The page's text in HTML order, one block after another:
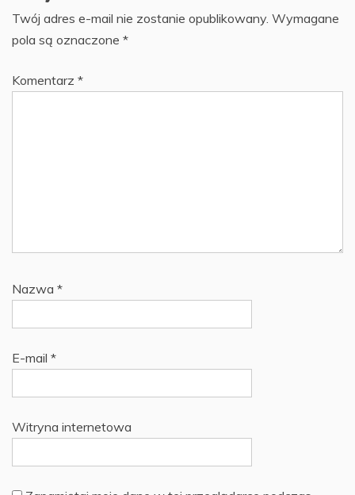
Twój adres e-mail nie zostanie opublikowany. Wymagane
pola są oznaczone *
Komentarz *
Nazwa *
E-mail *
Witryna internetowa